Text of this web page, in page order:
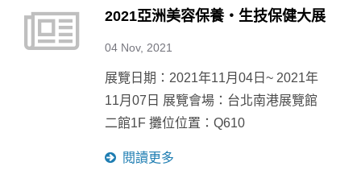
2021亞洲美容保養‧生技保健大展
04 Nov, 2021
展覽日期：2021年11月04日~ 2021年
11月07日 展覽會場：台北南港展覽館
二館1F 攤位位置：Q610
閱讀更多